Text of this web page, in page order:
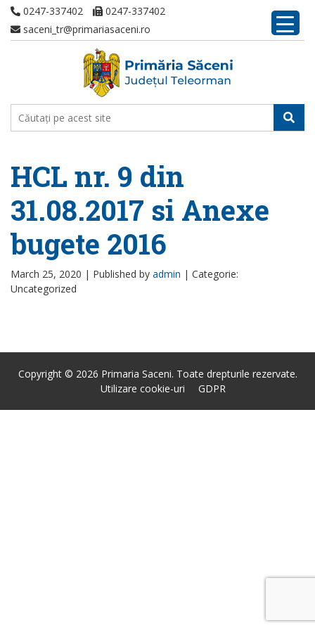
0247-337402
0247-337402
saceni_tr@primariasaceni.ro
HCL nr. 9 din
31.08.2017 si Anexe
bugete 2016
March 25, 2020 | Published by admin | Categorie:
Uncategorized
Copyright © 2026 Primaria Saceni. Toate drepturile rezervate.
Utilizare cookie-uri
GDPR